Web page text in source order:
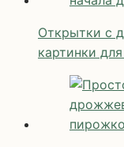
Открытки с
картинки